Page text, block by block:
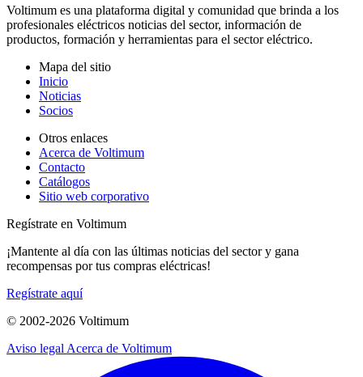
Voltimum es una plataforma digital y comunidad que brinda a los
profesionales eléctricos noticias del sector, información de
productos, formación y herramientas para el sector eléctrico.
Mapa del sitio
Inicio
Noticias
Socios
Otros enlaces
Acerca de Voltimum
Contacto
Catálogos
Sitio web corporativo
Regístrate en Voltimum
¡Mantente al día con las últimas noticias del sector y gana
recompensas por tus compras eléctricas!
Regístrate aquí
© 2002-2026 Voltimum
Aviso legal Acerca de Voltimum